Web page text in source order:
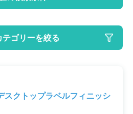
テゴリーを絞る
スクトップラベルフィニッシ